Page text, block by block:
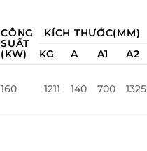
CÔNG
SUẤT
(KW)
KÍCH THƯỚC(MM)
KG
A A1 A2
160 1211 140 700 1325